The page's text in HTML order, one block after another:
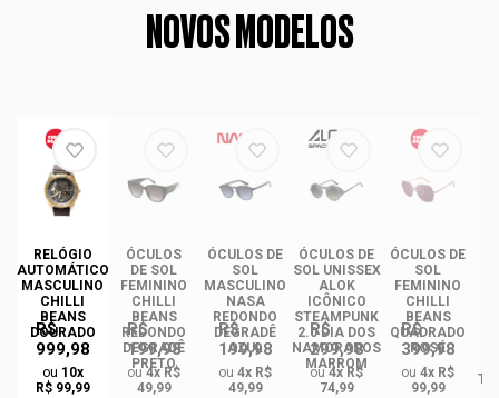
NOVOS MODELOS
RELÓGIO
AUTOMÁTICO
MASCULINO
CHILLI
BEANS
DOURADO
R$
999,98
ou 10x
R$ 99,99
ÓCULOS
DE SOL
FEMININO
CHILLI
BEANS
REDONDO
DEGRADÊ
PRETO
R$
199,98
ou4x R$
49,99
ÓCULOS DE
SOL
MASCULINO
NASA
REDONDO
DEGRADÊ
AZUL
R$
199,98
ou 4x R$
49,99
ÓCULOS DE
SOL UNISSEX
ALOK
ICÔNICO
STEAMPUNK
2.0 DIA DOS
NAMORADOS
MARROM
R$
299,98
ou4x R$
74,99
ÓCULOS DE
SOL
FEMININO
CHILLI
BEANS
QUADRADO
ROSÉ
R$
399,98
ou 4x R$
99,99